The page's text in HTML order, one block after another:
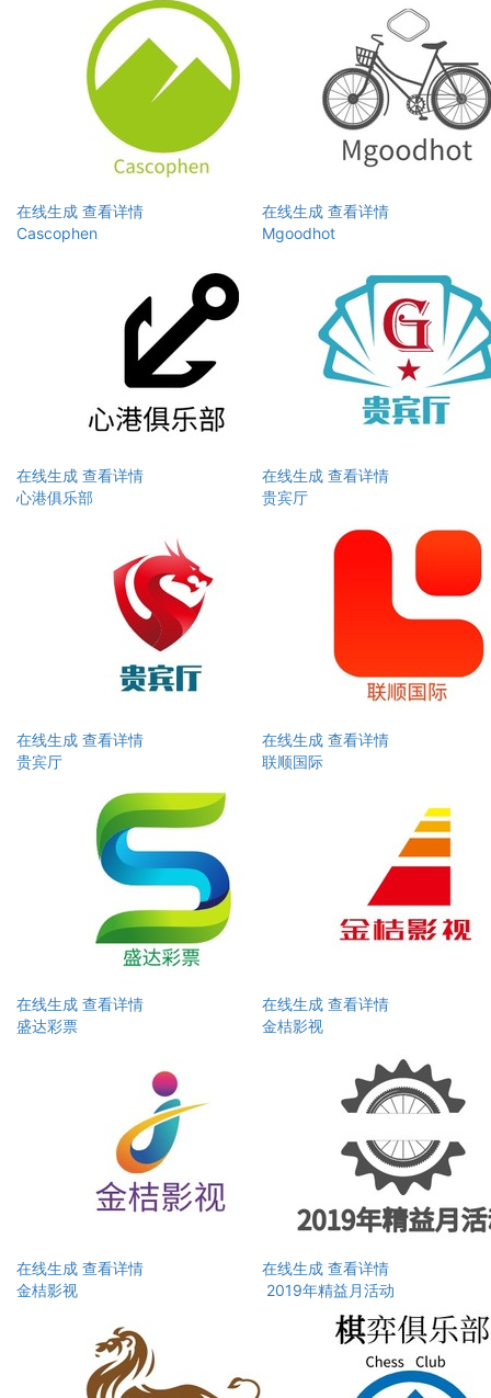
在线生成 查看详情
Cascophen
在线生成 查看详情
Mgoodhot
在线生成 查看详情
心港俱乐部
在线生成 查看详情
贵宾厅
在线生成 查看详情
贵宾厅
在线生成 查看详情
联顺国际
在线生成 查看详情
盛达彩票
在线生成 查看详情
金桔影视
在线生成 查看详情
金桔影视
在线生成 查看详情
2019年精益月活动